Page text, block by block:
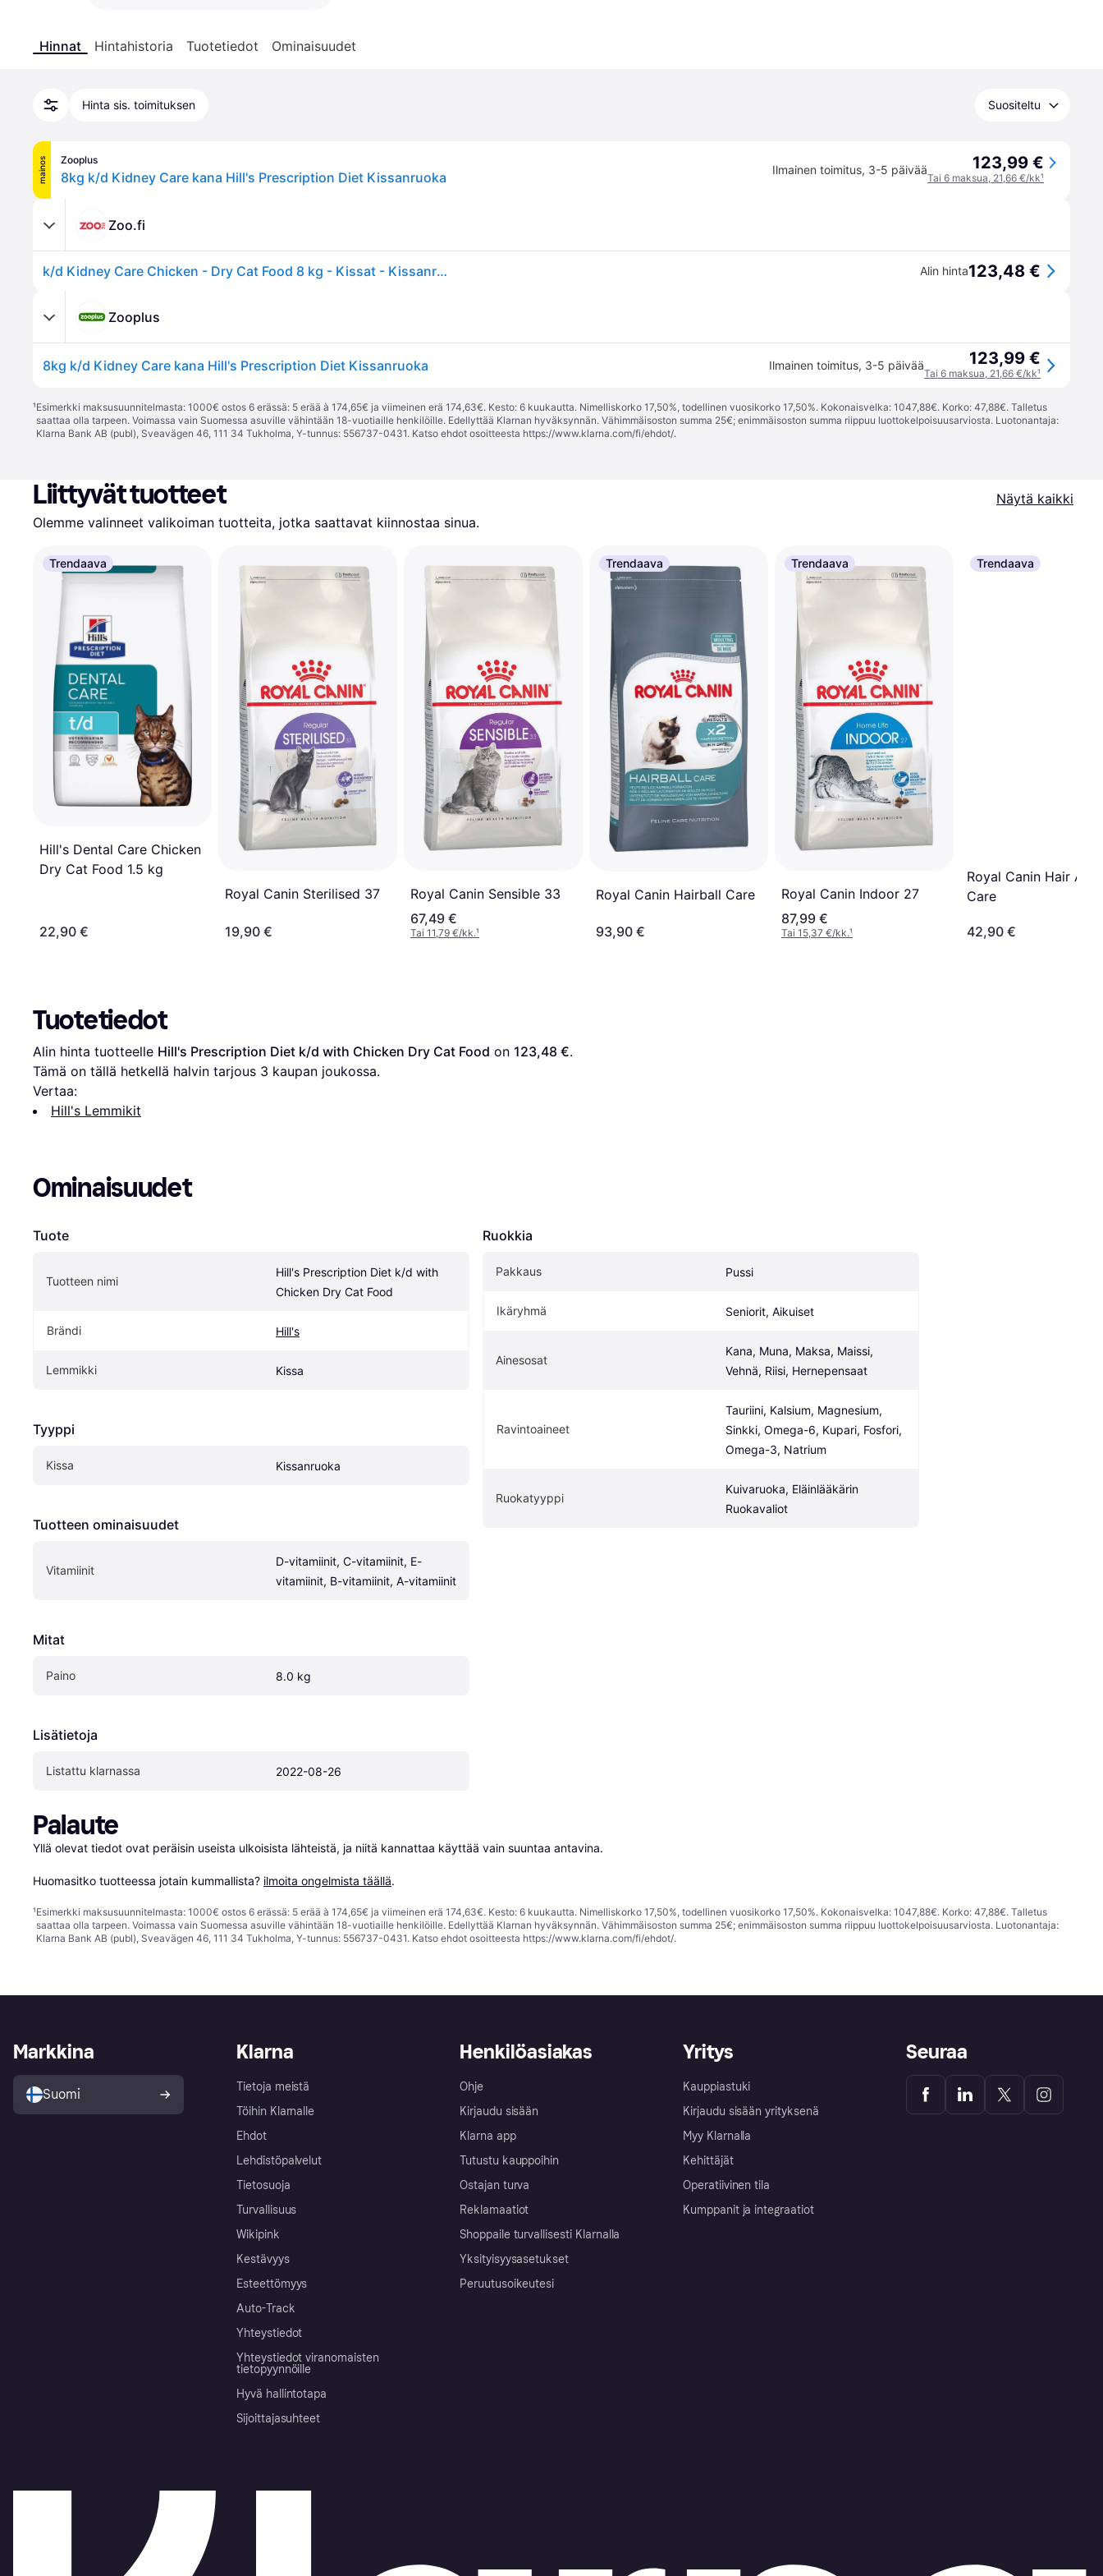
Hinnat Hintahistoria Tuotetiedot Ominaisuudet
Hinta sis. toimituksen Suositeltu
mainos Zooplus
8kg k/d Kidney Care kana Hill's Prescription Diet Kissanruoka Ilmainen toimitus, 3-5 päivää 123,99 €
Tai 6 maksua, 21,66 €/kk¹
Zoo.fi
k/d Kidney Care Chicken - Dry Cat Food 8 kg - Kissat - Kissanruoka - Eläinlääkärin kuivaruoka kissalle - Hill's Prescription Diet Feline Alin hinta123,48 €
Zooplus
8kg k/d Kidney Care kana Hill's Prescription Diet Kissanruoka Ilmainen toimitus, 3-5 päivää 123,99 €
Tai 6 maksua, 21,66 €/kk¹
¹Esimerkki maksusuunnitelmasta: 1000€ ostos 6 erässä: 5 erää à 174,65€ ja viimeinen erä 174,63€. Kesto: 6 kuukautta. Nimelliskorko 17,50%, todellinen vuosikorko 17,50%. Kokonaisvelka: 1047,88€. Korko: 47,88€. Talletus
saattaa olla tarpeen. Voimassa vain Suomessa asuville vähintään 18-vuotiaille henkilöille. Edellyttää Klarnan hyväksynnän. Vähimmäisoston summa 25€; enimmäisoston summa riippuu luottokelpoisuusarviosta. Luotonantaja:
Klarna Bank AB (publ), Sveavägen 46, 111 34 Tukholma, Y-tunnus: 556737-0431. Katso ehdot osoitteesta https://www.klarna.com/fi/ehdot/.
Liittyvät tuotteet
Näytä kaikki
Olemme valinneet valikoiman tuotteita, jotka saattavat kiinnostaa sinua.
Trendaava
Hill's Dental Care Chicken
Dry Cat Food 1.5 kg
22,90 €
Royal Canin Sterilised 37
19,90 €
Royal Canin Sensible 33
67,49 €
Tai 11,79 €/kk.¹
Trendaava
Royal Canin Hairball Care
93,90 €
Trendaava
Royal Canin Indoor 27
87,99 €
Tai 15,37 €/kk.¹
Trendaava
Royal Canin Hair And
Care
42,90 €
Tuotetiedot
Alin hinta tuotteelle Hill's Prescription Diet k/d with Chicken Dry Cat Food on 123,48 €.
Tämä on tällä hetkellä halvin tarjous 3 kaupan joukossa.
Vertaa:
Hill's Lemmikit
Ominaisuudet
Tuote
Tuotteen nimi
Hill's Prescription Diet k/d with
Chicken Dry Cat Food
Brändi Hill's
Lemmikki Kissa
Tyyppi
Kissa Kissanruoka
Tuotteen ominaisuudet
Vitamiinit
D-vitamiinit, C-vitamiinit, E-
vitamiinit, B-vitamiinit, A-vitamiinit
Mitat
Paino 8.0 kg
Lisätietoja
Listattu klarnassa 2022-08-26
Ruokkia
Pakkaus Pussi
Ikäryhmä Seniorit, Aikuiset
Ainesosat
Kana, Muna, Maksa, Maissi,
Vehnä, Riisi, Hernepensaat
Ravintoaineet
Tauriini, Kalsium, Magnesium,
Sinkki, Omega-6, Kupari, Fosfori,
Omega-3, Natrium
Ruokatyyppi
Kuivaruoka, Eläinlääkärin
Ruokavaliot
Palaute
Yllä olevat tiedot ovat peräisin useista ulkoisista lähteistä, ja niitä kannattaa käyttää vain suuntaa antavina.
Huomasitko tuotteessa jotain kummallista? ilmoita ongelmista täällä.
¹Esimerkki maksusuunnitelmasta: 1000€ ostos 6 erässä: 5 erää à 174,65€ ja viimeinen erä 174,63€. Kesto: 6 kuukautta. Nimelliskorko 17,50%, todellinen vuosikorko 17,50%. Kokonaisvelka: 1047,88€. Korko: 47,88€. Talletus
saattaa olla tarpeen. Voimassa vain Suomessa asuville vähintään 18-vuotiaille henkilöille. Edellyttää Klarnan hyväksynnän. Vähimmäisoston summa 25€; enimmäisoston summa riippuu luottokelpoisuusarviosta. Luotonantaja:
Klarna Bank AB (publ), Sveavägen 46, 111 34 Tukholma, Y-tunnus: 556737-0431. Katso ehdot osoitteesta https://www.klarna.com/fi/ehdot/.
Klarna
Tietoja meistä
Töihin Klarnalle
Ehdot
Lehdistöpalvelut
Tietosuoja
Turvallisuus
Wikipink
Kestävyys
Esteettömyys
Auto-Track
Yhteystiedot
Yhteystiedot viranomaisten
tietopyynnöille
Hyvä hallintotapa
Sijoittajasuhteet
Henkilöasiakas
Ohje
Kirjaudu sisään
Klarna app
Tutustu kauppoihin
Ostajan turva
Reklamaatiot
Shoppaile turvallisesti Klarnalla
Yksityisyysasetukset
Peruutusoikeutesi
Yritys
Kauppiastuki
Kirjaudu sisään yrityksenä
Myy Klarnalla
Kehittäjät
Operatiivinen tila
Kumppanit ja integraatiot
Markkina
Suomi
Seuraa